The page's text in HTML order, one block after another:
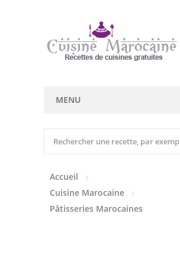
MENU
Entrées Froides
Tajines
Accueil
Cuisine Marocaine
Pâtisseries Marocaines